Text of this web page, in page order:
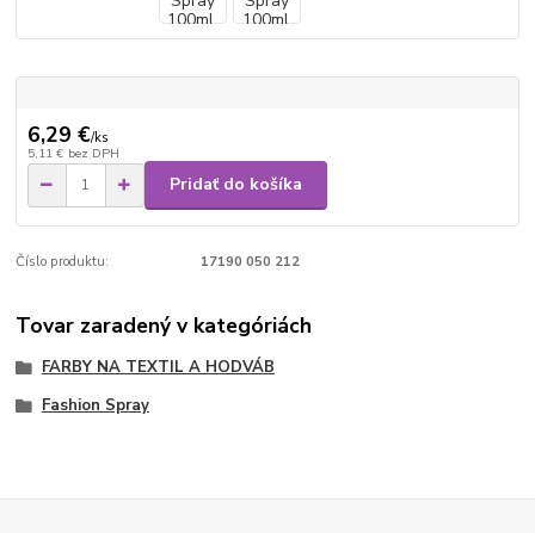
6,29 €/ks
5,11 € bez DPH
Pridať do košíka
Číslo produktu: 17190 050 212
Tovar zaradený v kategóriách
FARBY NA TEXTIL A HODVÁB
Fashion Spray